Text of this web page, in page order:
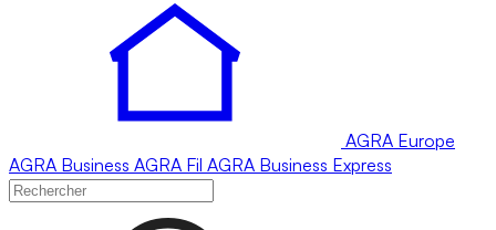
AGRA Europe
AGRA Business AGRA Fil AGRA Business Express